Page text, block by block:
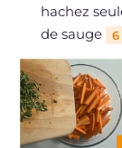
hachez
de sauge
6